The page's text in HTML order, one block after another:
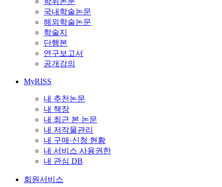
국내학술논문
해외학술논문
학술지
단행본
연구보고서
공개강의
MyRISS
내 추천논문
내 책장
내 최근 본 논문
내 저작물관리
내 구매·신청 현황
내 서비스 사용권한
내 관심 DB
회원서비스